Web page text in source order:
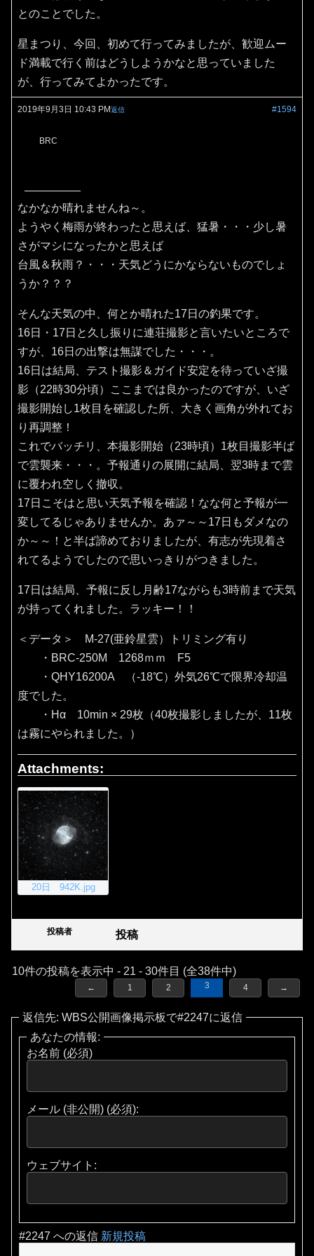
とのことでした。
星まつり、今回、初めて行ってみましたが、歓迎ムー
ド満載で行く前はどうしようかなと思っていました
が、行ってみてよかったです。
2019年9月3日 10:43 PM #1594
返信
BRC
なかなか晴れませんね～。
ようやく梅雨が終わったと思えば、猛暑・・・少し暑
さがマシになったかと思えば
台風＆秋雨？・・・天気どうにかならないものでしょ
うか？？？
そんな天気の中、何とか晴れた17日の釣果です。
16日・17日と久し振りに連荘撮影と言いたいところで
すが、16日の出撃は無謀でした・・・。
16日は結局、テスト撮影＆ガイド安定を待っていざ撮
影（22時30分頃）ここまでは良かったのですが、いざ
撮影開始し1枚目を確認した所、大きく画角が外れてお
り再調整！
これでバッチリ、本撮影開始（23時頃）1枚目撮影半ば
で雲襲来・・・。予報通りの展開に結局、翌3時まで雲
に覆われ空しく撤収。
17日こそはと思い天気予報を確認！なな何と予報が一
変してるじゃありませんか。あァ～～17日もダメなの
か～～！と半ば諦めておりましたが、有志が先現着さ
れてるようでしたので思いっきりがつきました。
17日は結局、予報に反し月齢17ながらも3時前まで天気
が持ってくれました。ラッキー！！
＜データ＞ M-27(亜鈴星雲）トリミング有り
・BRC-250M 1268ｍｍ F5
・QHY16200A （‐18℃）外気26℃で限界冷却温
度でした。
・Hα 10min × 29枚（40枚撮影しましたが、11枚
は霧にやられました。）
Attachments:
20日 942K.jpg
投稿者 投稿
10件の投稿を表示中 - 21 - 30件目 (全38件中)
← 1 2 3 4 →
返信先: WBS公開画像掲示板で#2247に返信
あなたの情報:
お名前 (必須)
メール (非公開) (必須):
ウェブサイト:
#2247 への返信 新規投稿